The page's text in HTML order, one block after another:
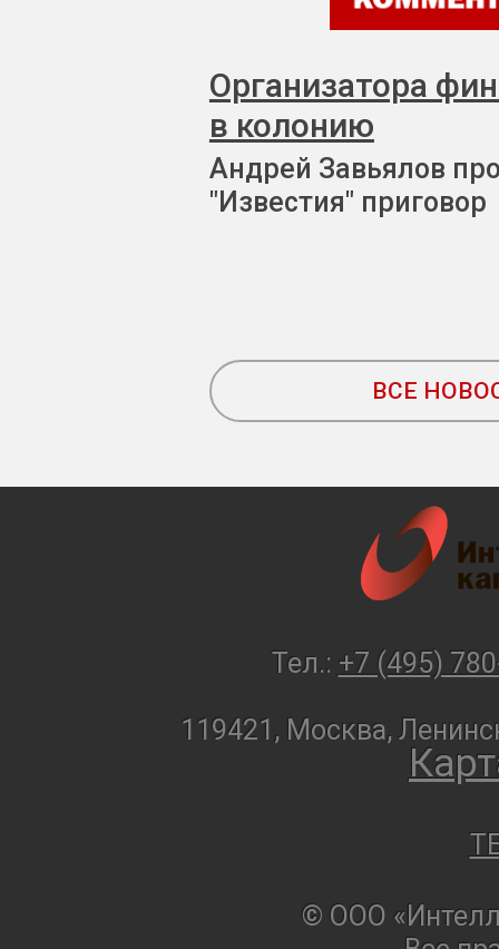
Организатора
в колонию
Андрей Завьялов
"Известия" приговор
ВСЕ
Тел.: +7 (495)
119421, Москва,
© ООО